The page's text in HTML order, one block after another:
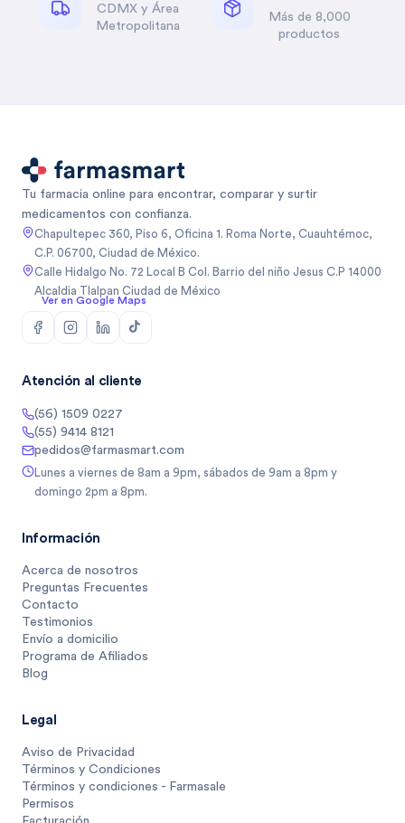
CDMX y Área
Metropolitana
Más de 8,000
productos
Tu farmacia online para encontrar, comparar y surtir
medicamentos con confianza.
Chapultepec 360, Piso 6, Oficina 1. Roma Norte, Cuauhtémoc,
C.P. 06700, Ciudad de México.
Calle Hidalgo No. 72 Local B Col. Barrio del niño Jesus C.P 14000
Alcaldia Tlalpan Ciudad de México
Ver en Google Maps
Atención al cliente
(56) 1509 0227
(55) 9414 8121
pedidos@farmasmart.com
Lunes a viernes de 8am a 9pm, sábados de 9am a 8pm y
domingo 2pm a 8pm.
Información
Acerca de nosotros
Preguntas Frecuentes
Contacto
Testimonios
Envío a domicilio
Programa de Afiliados
Blog
Legal
Aviso de Privacidad
Términos y Condiciones
Términos y condiciones - Farmasale
Permisos